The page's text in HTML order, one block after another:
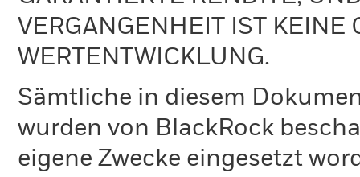
VERGANGENHEIT IST KEINE
WERTENTWICKLUNG.
Sämtliche in diesem
wurden von BlackRock
eigene Zwecke eingesetzt